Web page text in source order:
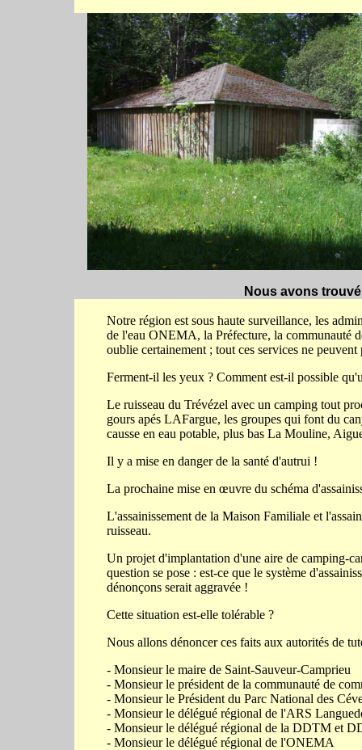
Nous avons
Notre région est sous haute surveillance, les
de l'eau ONEMA, la Préfecture, la communauté
oublie certainement ; tout ces services ne
Ferment-il les yeux ? Comment est-il possible
Le ruisseau du Trévézel avec un camping tout
gours apés LAFargue, les groupes qui font du
causse en eau potable, plus bas La Mouline,
Il y a mise en danger de la santé d'autrui !
La prochaine mise en œuvre du schéma
L'assainissement de la Maison Familiale et
ruisseau.
Un projet d'implantation d'une aire de camping-
question se pose : est-ce que le système
dénonçons serait aggravée !
Cette situation est-elle tolérable ?
Nous allons dénoncer ces faits aux autorités de
- Monsieur le maire de Saint-Sauveur-Camprieu
- Monsieur le président de la communauté de
- Monsieur le Président du Parc National des
- Monsieur le délégué régional de l'ARS
- Monsieur le délégué régional de la DDTM et
- Monsieur le délégué régional de l'ONEMA